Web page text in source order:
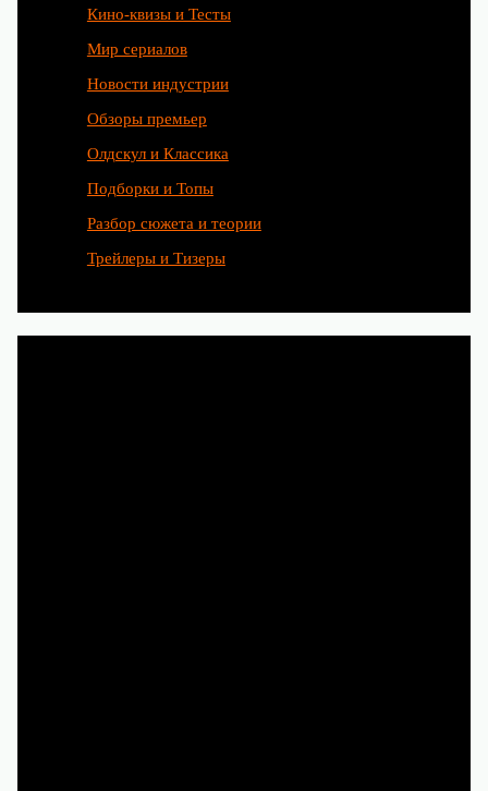
Кино-квизы и Тесты
Мир сериалов
Новости индустрии
Обзоры премьер
Олдскул и Классика
Подборки и Топы
Разбор сюжета и теории
Трейлеры и Тизеры